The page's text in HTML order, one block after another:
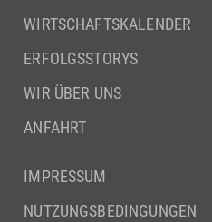
WIRTSCHAFTSKALENDER
ERFOLGSSTORYS
WIR ÜBER UNS
ANFAHRT
IMPRESSUM
NUTZUNGSBEDINGUNGEN